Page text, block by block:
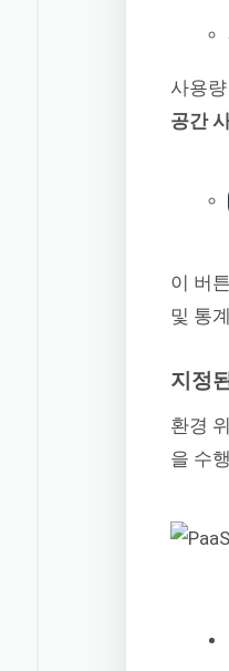
사용
공간
이 버
및 통
지정
환경
을 수